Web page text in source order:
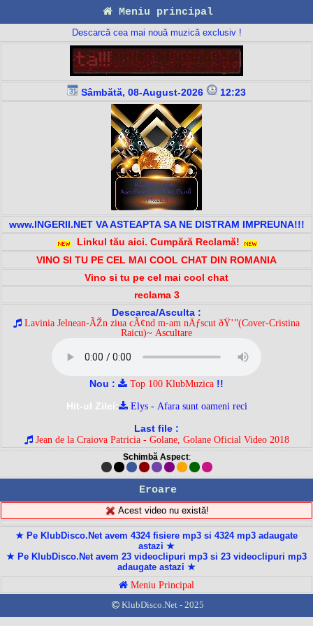
Meniu principal
Descarcă cea mai nouă muzică exclusiv !
Sâmbătă, 08-August-2026 12:23
www.INGERII.NET VA ASTEAPTA SA NE DISTRAM IMPREUNA!!!
Linkul tău aici. Cumpără Reclamă!
VINO SI TU PE CEL MAI COOL CHAT DIN ROMANIA
Vino si tu pe cel mai cool chat
reclama 3
Descarca/Asculta :
Lavinia Jelnean-ÃŽn ziua cÃ¢nd m-am nÄƒscut ðŸ’”(Cover-Cristina
Raicu)~ Ascultare
Nou : Top 100 KlubMuzica !!
Hit-ul Zilei:
Elys - Afara sunt oameni reci
Last file :
Jean de la Craiova Patricia - Golane, Golane Oficial Video 2018
Schimbă Aspect:
Eroare
Acest video nu există!
★ Pe KlubDisco.Net avem 4324 fisiere mp3 si 4324 mp3 adaugate
astazi ★
★ Pe KlubDisco.Net avem 23 videoclipuri mp3 si 23 videoclipuri mp3
adaugate astazi ★
Meniu Principal
KlubDisco.Net - 2025